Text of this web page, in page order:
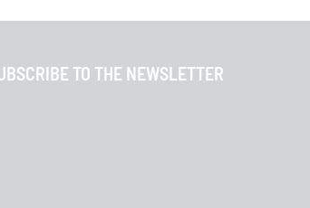
TO THE NEWSLETTER